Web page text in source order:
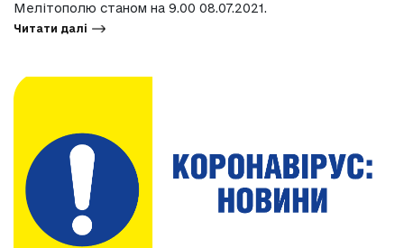
Мелітополю станом на 9.00 08.07.2021.
Читати далі